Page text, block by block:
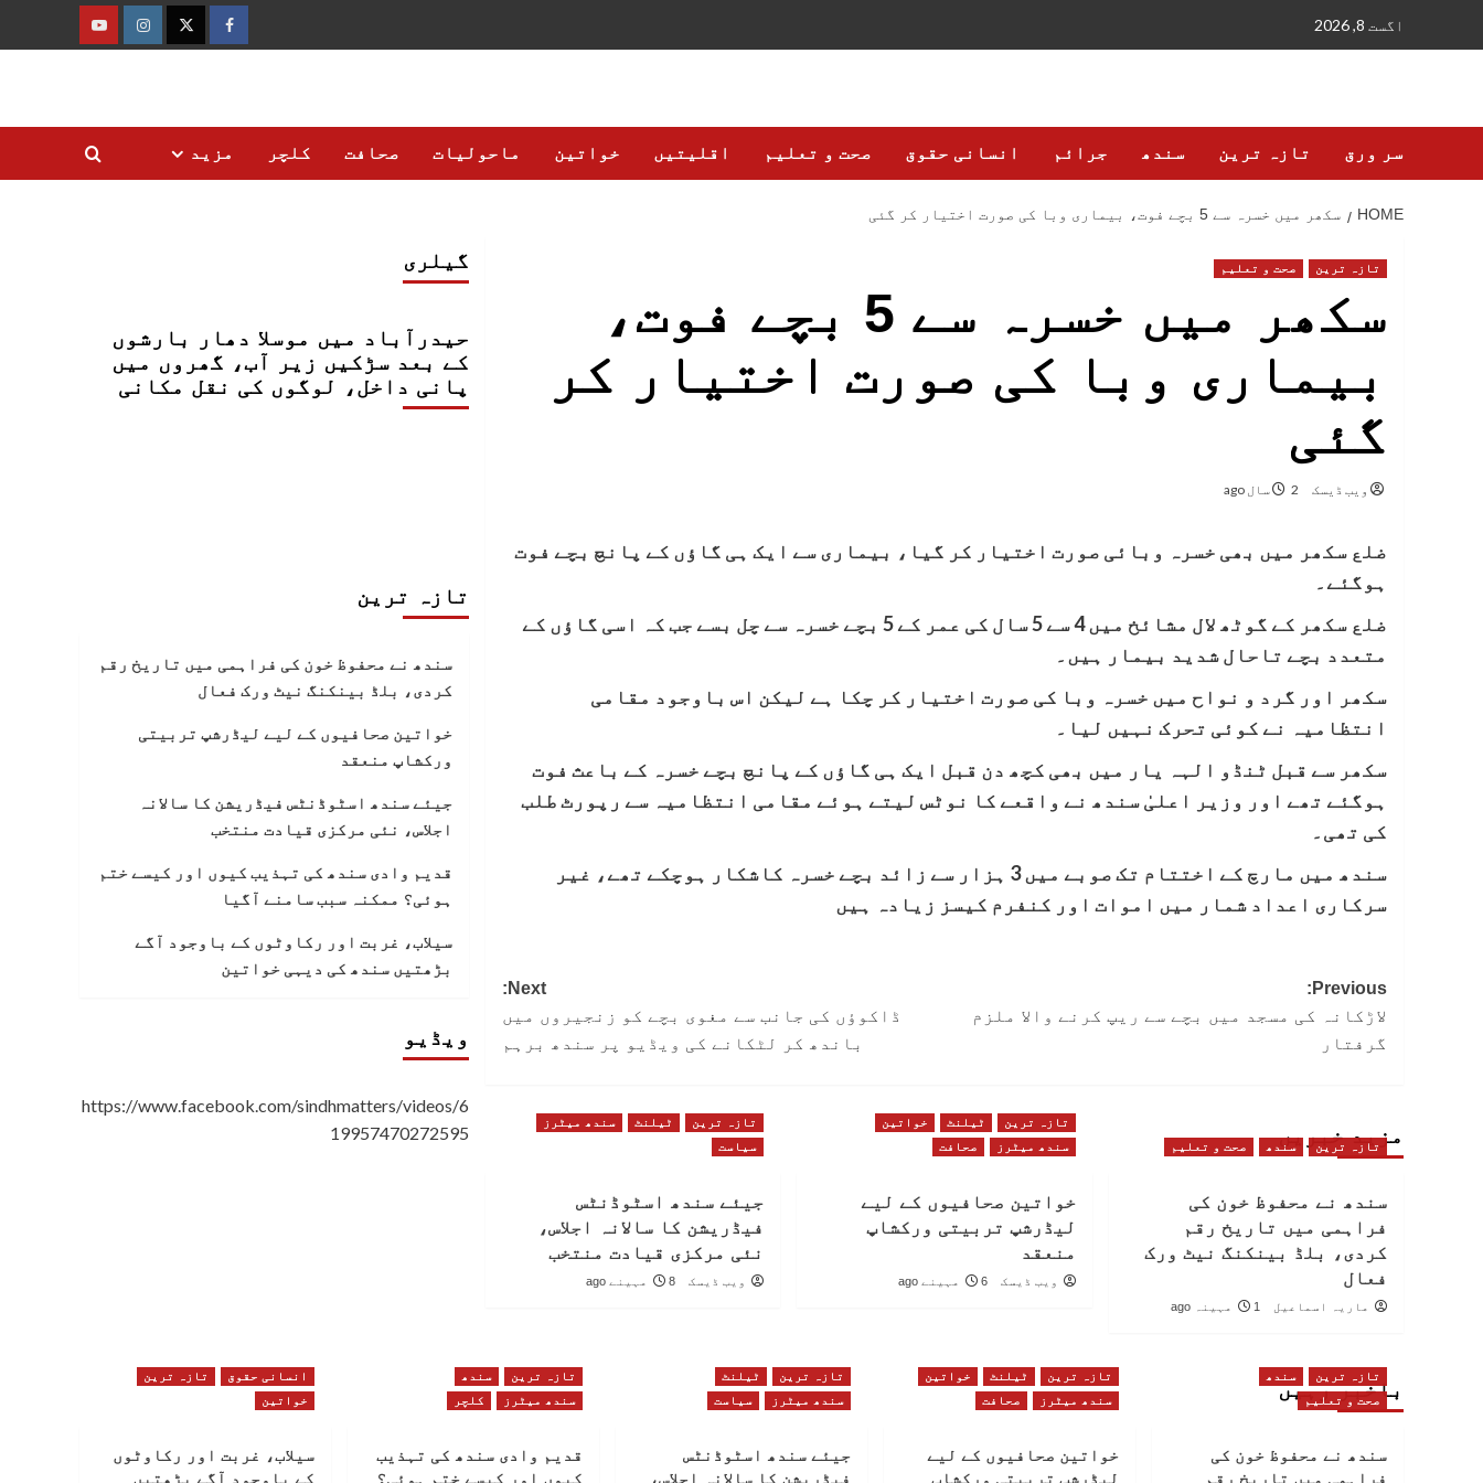
اگست 8, 2026
فیس
ٹوئٹرانسٹاگرام
یوٹیوب
سر ورق تازہ ترین سندھ جرائم انسانی حقوق صحت و تعلیم اقلیتیں خواتین ماحولیات صحافت کلچر مزید
HOME سکھر میں خسرہ سے 5 بچے فوت، بیماری وبا کی صورت اختیار کر گئی
تازہ ترین صحت و تعلیم
سکھر میں خسرہ سے 5 بچے فوت،
بیماری وبا کی صورت اختیار کر
گئی
ویب ڈیسک 2 سال ago
ضلع سکھر میں بھی خسرہ وبائی صورت اختیار کر گیا، بیماری سے ایک ہی گاؤں کے پانچ بچے فوت
ہوگئے۔
ضلع سکھر کے گوٹھ لال مشائخ میں 4 سے 5 سال کی عمر کے 5 بچے خسرہ سے چل بسے جب کہ اسی گاؤں کے
متعدد بچے تاحال شدید بیمار ہیں۔
سکھر اور گرد و نواح میں خسرہ وبا کی صورت اختیار کر چکا ہے لیکن اس باوجود مقامی
انتظامیہ نے کوئی تحرک نہیں لیا۔
سکھر سے قبل ٹنڈو الہہ یار میں بھی کچھ دن قبل ایک ہی گاؤں کے پانچ بچے خسرہ کے باعث فوت
ہوگئے تھے اور وزیر اعلیٰ سندھ نے واقعے کا نوٹس لیتے ہوئے مقامی انتظامیہ سے رپورٹ طلب
کی تھی۔
سندھ میں مارچ کے اختتام تک صوبے میں 3 ہزار سے زائد بچے خسرہ کاشکار ہوچکے تھے، غیر
سرکاری اعداد شمار میں اموات اور کنفرم کیسز زیادہ ہیں
Post
navigation
Previous:
لاڑکانہ کی مسجد میں بچے سے ریپ کرنے والا ملزم
گرفتار
Next:
ڈاکوؤں کی جانب سے مغوی بچے کو زنجیروں میں
باندھ کر لٹکانے کی ویڈیو پر سندھ برہم
مزید خبریں
تازہ ترین سندھ صحت و تعلیم
سندھ نے محفوظ خون کی
فراہمی میں تاریخ رقم
کردی، بلڈ بینکنگ نیٹ ورک
فعال
ماریہ اسماعیل 1 مہینہ ago
تازہ ترین ٹیلنٹ
خواتین
سندھ میٹرز
صحافت
خواتین صحافیوں کے لیے
لیڈرشپ تربیتی ورکشاپ
منعقد
ویب ڈیسک 6 مہینے ago
تازہ ترین ٹیلنٹ
سندھ میٹرز
سیاست
جیئے سندھ اسٹوڈنٹس
فیڈریشن کا سالانہ اجلاس،
نئی مرکزی قیادت منتخب
ویب ڈیسک 8 مہینے ago
گیلری
حیدرآباد میں موسلا دھار بارشوں
کے بعد سڑکیں زیر آب، گھروں میں
پانی داخل، لوگوں کی نقل مکانی
تازہ ترین
سندھ نے محفوظ خون کی فراہمی میں تاریخ رقم
کردی، بلڈ بینکنگ نیٹ ورک فعال
خواتین صحافیوں کے لیے لیڈرشپ تربیتی
ورکشاپ منعقد
جیئے سندھ اسٹوڈنٹس فیڈریشن کا سالانہ
اجلاس، نئی مرکزی قیادت منتخب
قدیم وادی سندھ کی تہذیب کیوں اور کیسے ختم
ہوئی؟ ممکنہ سبب سامنے آگیا
سیلاب، غربت اور رکاوٹوں کے باوجود آگے
بڑھتیں سندھ کی دیہی خواتین
ویڈیو
https://www.facebook.com/sindhmatters/videos/6
19957470272595
باخبر رہیں
تازہ ترین
سندھ
صحت و تعلیم
سندھ نے محفوظ خون کی
فراہمی میں تاریخ رقم
تازہ ترین ٹیلنٹ
خواتین
سندھ میٹرز
صحافت
خواتین صحافیوں کے لیے
لیڈرشپ تربیتی ورکشاپ
تازہ ترین
ٹیلنٹ
سندھ میٹرز
سیاست
جیئے سندھ اسٹوڈنٹس
فیڈریشن کا سالانہ اجلاس،
تازہ ترین
سندھ
سندھ میٹرز
کلچر
قدیم وادی سندھ کی تہذیب
کیوں اور کیسے ختم ہوئی؟
انسانی حقوق
تازہ ترین
خواتین
سیلاب، غربت اور رکاوٹوں
کے باوجود آگے بڑھتیں